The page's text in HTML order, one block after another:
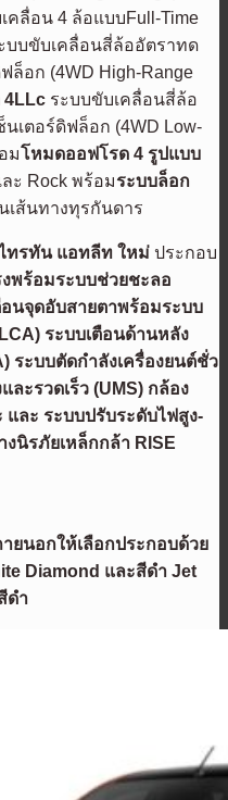
คลื่อน 4 ล้อแบบFull-Time
บบขับเคลื่อนสี่ล้ออัตราทด
ล็อก (4WD High-Range
4LLc ระบบขับเคลื่อนสี่ล้อ
เตอร์ดิฟล็อก (4WD Low-
มโหมดออฟโรด 4 รูปแบบ
ะ Rock พร้อมระบบล็อก
เส้นทางทุรกันดาร
ทรทัน แอทลีท ใหม่ ประกอบ
พร้อมระบบช่วยชะลอ
นจุดอับสายตาพร้อมระบบ
ระบบเตือนด้านหลัง
ระบบตัดกำลังเครื่องยนต์ชั่ว
ละรวดเร็ว (UMS) กล้อง
และ ระบบปรับระดับไฟสูง-
งนิรภัยเหล็กกล้า RISE
ยนอกให้เลือกประกอบด้วย
Diamond และสีดำ Jet
ดำ